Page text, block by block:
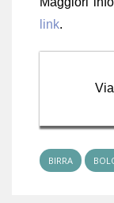
link.
BIRRA